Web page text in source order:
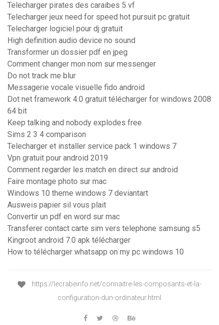
Telecharger pirates des caraibes 5 vf
Telecharger jeux need for speed hot pursuit pc gratuit
Telecharger logiciel pour dj gratuit
High definition audio device no sound
Transformer un dossier pdf en jpeg
Comment changer mon nom sur messenger
Do not track me blur
Messagerie vocale visuelle fido android
Dot net framework 4.0 gratuit télécharger for windows 2008
64 bit
Keep talking and nobody explodes free
Sims 2 3 4 comparison
Telecharger et installer service pack 1 windows 7
Vpn gratuit pour android 2019
Comment regarder les match en direct sur android
Faire montage photo sur mac
Windows 10 theme windows 7 deviantart
Ausweis papier sil vous plait
Convertir un pdf en word sur mac
Transferer contact carte sim vers telephone samsung s5
Kingroot android 7.0 apk télécharger
How to télécharger whatsapp on my pc windows 10
https://lecrabeinfo.net/connaitre-les-composants-et-la-
configuration-dun-ordinateur.html